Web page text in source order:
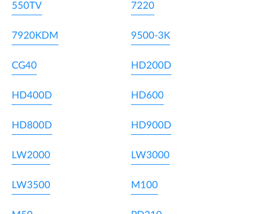
550TV 7220
7920KDM 9500-3K
CG40 HD200D
HD400D HD600
HD800D HD900D
LW2000 LW3000
LW3500 M100